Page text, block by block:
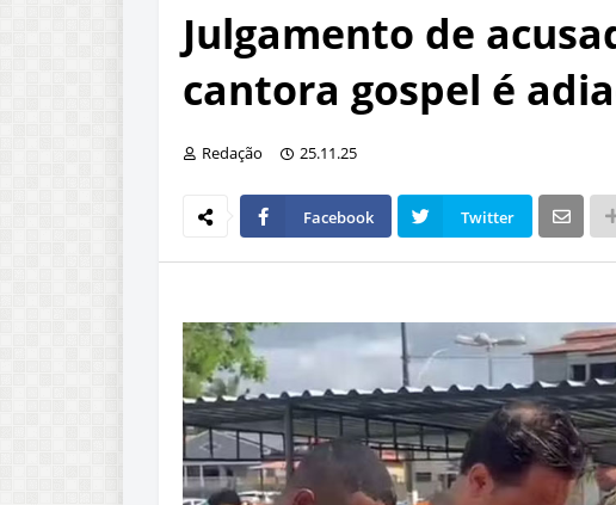
Julgamento de
cantora gospel é
Redação 25.11.25
Facebook Twitter